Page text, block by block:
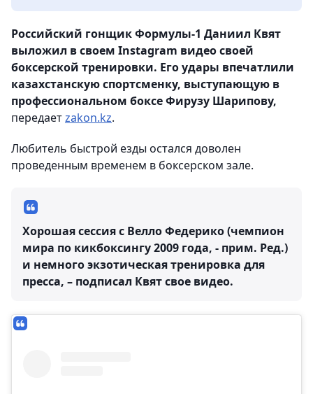
Российский гонщик Формулы-1 Даниил Квят
выложил в своем Instagram видео своей
боксерской тренировки. Его удары впечатлили
казахстанскую спортсменку, выступающую в
профессиональном боксе Фирузу Шарипову,
передаетzakon.kz.
Любитель быстрой езды остался доволен
проведенным временем в боксерском зале.
Хорошая сессия с Велло Федерико (чемпион
мира по кикбоксингу 2009 года, - прим. Ред.)
и немного экзотическая тренировка для
пресса, – подписал Квят свое видео.